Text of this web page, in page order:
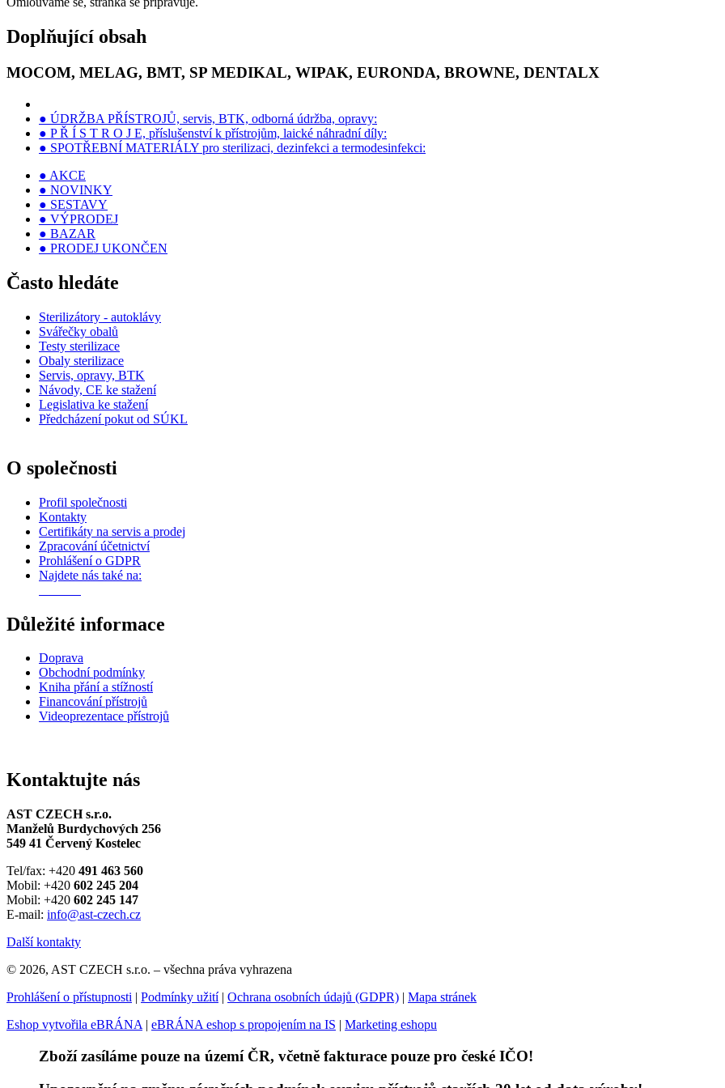
Doplňující obsah
MOCOM, MELAG, BMT, SP MEDIKAL, WIPAK, EURONDA, BROWNE, DENTALX
● ÚDRŽBA PŘÍSTROJŮ, servis, BTK, odborná údržba, opravy:
● P Ř Í S T R O J E, příslušenství k přístrojům, laické náhradní díly:
● SPOTŘEBNÍ MATERIÁLY pro sterilizaci, dezinfekci a termodesinfekci:
● AKCE
● NOVINKY
● SESTAVY
● VÝPRODEJ
● BAZAR
● PRODEJ UKONČEN
Často hledáte
Sterilizátory - autoklávy
Svářečky obalů
Testy sterilizace
Obaly sterilizace
Servis, opravy, BTK
Návody, CE ke stažení
Legislativa ke stažení
Předcházení pokut od SÚKL
O společnosti
Profil společnosti
Kontakty
Certifikáty na servis a prodej
Zpracování účetnictví
Prohlášení o GDPR
Najdete nás také na:
Důležité informace
Doprava
Obchodní podmínky
Kniha přání a stížností
Financování přístrojů
Videoprezentace přístrojů
Kontaktujte nás
AST CZECH s.r.o.
Manželů Burdychových 256
549 41 Červený Kostelec
Tel/fax: +420 491 463 560
Mobil: +420 602 245 204
Mobil: +420 602 245 147
E-mail: info@ast-czech.cz
Další kontakty
© 2026, AST CZECH s.r.o. – všechna práva vyhrazena
Prohlášení o přístupnosti | Podmínky užití| Ochrana osobních údajů (GDPR) | Mapa stránek
Eshop vytvořila eBRÁNA | eBRÁNA eshop s propojením na IS | Marketing eshopu
Zboží zasíláme pouze na území ČR, včetně fakturace pouze pro české IČO!